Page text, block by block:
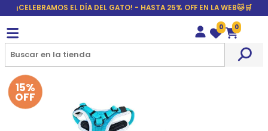
¡CELEBRAMOS EL DÍA DEL GATO! - HASTA 25% OFF EN LA WEB🐱🛒
Wishlist
0
Carrito
0
15%
OFF